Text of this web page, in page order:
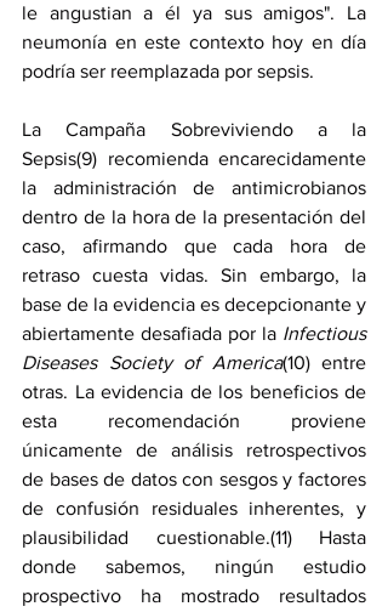
le angustian a él ya sus amigos". La
neumonía en este contexto hoy en día
podría ser reemplazada por sepsis.
La Campaña Sobreviviendo a la
Sepsis(9) recomienda encarecidamente
la administración de antimicrobianos
dentro de la hora de la presentación del
caso, afirmando que cada hora de
retraso cuesta vidas. Sin embargo, la
base de la evidencia es decepcionante y
abiertamente desafiada por la Infectious
Diseases Society of America(10) entre
otras. La evidencia de los beneficios de
esta recomendación proviene
únicamente de análisis retrospectivos
de bases de datos con sesgos y factores
de confusión residuales inherentes, y
plausibilidad cuestionable.(11) Hasta
donde sabemos, ningún estudio
prospectivo ha mostrado resultados